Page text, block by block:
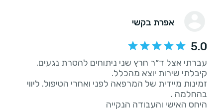
אפרת בקשי
5.0
זמינות מיידית של המרפאה לפני ואחרי הטיפול. ליווי